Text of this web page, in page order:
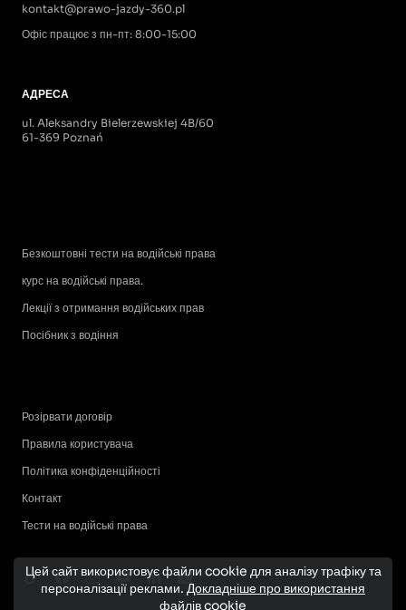
kontakt@prawo-jazdy-360.pl
Офіс працює з пн-пт: 8:00-15:00
АДРЕСА
ul. Aleksandry Bielerzewskiej 4B/60
61-369 Poznań
Безкоштовні тести на водійські права
курс на водійські права.
Лекції з отримання водійських прав
Посібник з водіння
Розірвати договір
Правила користувача
Політика конфіденційності
Контакт
Тести на водійські права
Цей сайт використовує файли cookie для аналізу трафіку та
персоналізації реклами. Докладніше про використання
файлів cookie